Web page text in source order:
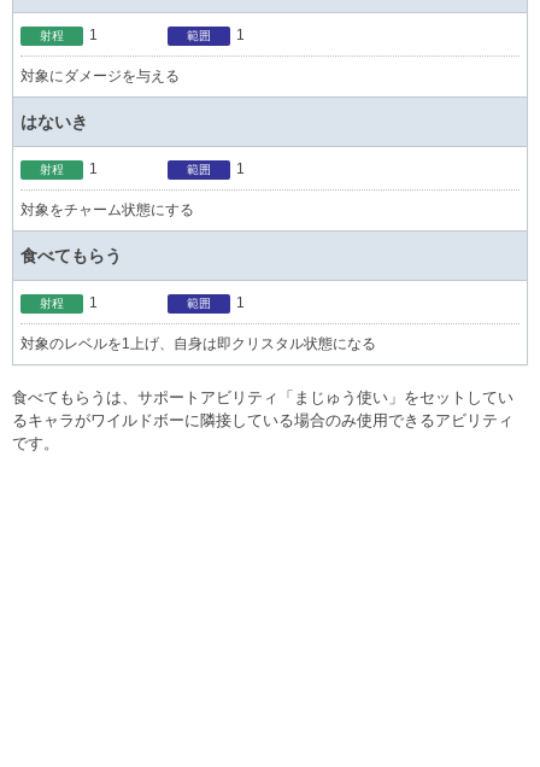
射程 1 範囲 1
対象にダメージを与える
はないき
射程 1 範囲 1
対象をチャーム状態にする
食べてもらう
射程 1 範囲 1
対象のレベルを1上げ、自身は即クリスタル状態になる
食べてもらうは、サポートアビリティ「まじゅう使い」をセットしてい
るキャラがワイルドボーに隣接している場合のみ使用できるアビリティ
です。